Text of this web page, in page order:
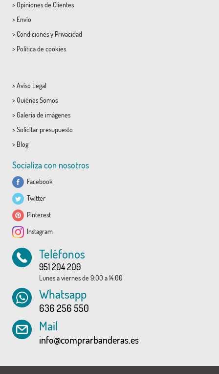
> Opiniones de Clientes
> Envío
> Condicionesy Privacidad
> Política de cookies
> Aviso Legal
> Quiénes Somos
> Galería de imágenes
> Solicitar presupuesto
> Blog
Socializa con nosotros
Facebook
Twitter
Pinterest
Instagram
Teléfonos
951 204 209
Lunes a viernes de 9:00 a 14:00
Whatsapp
636 256 550
Mail
info@comprarbanderas.es